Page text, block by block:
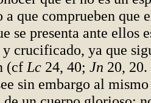
a que comprueben que
se presenta ante ellos
crucificado, ya que
(cf Lc 24, 40; Jn 20,
sin embargo al